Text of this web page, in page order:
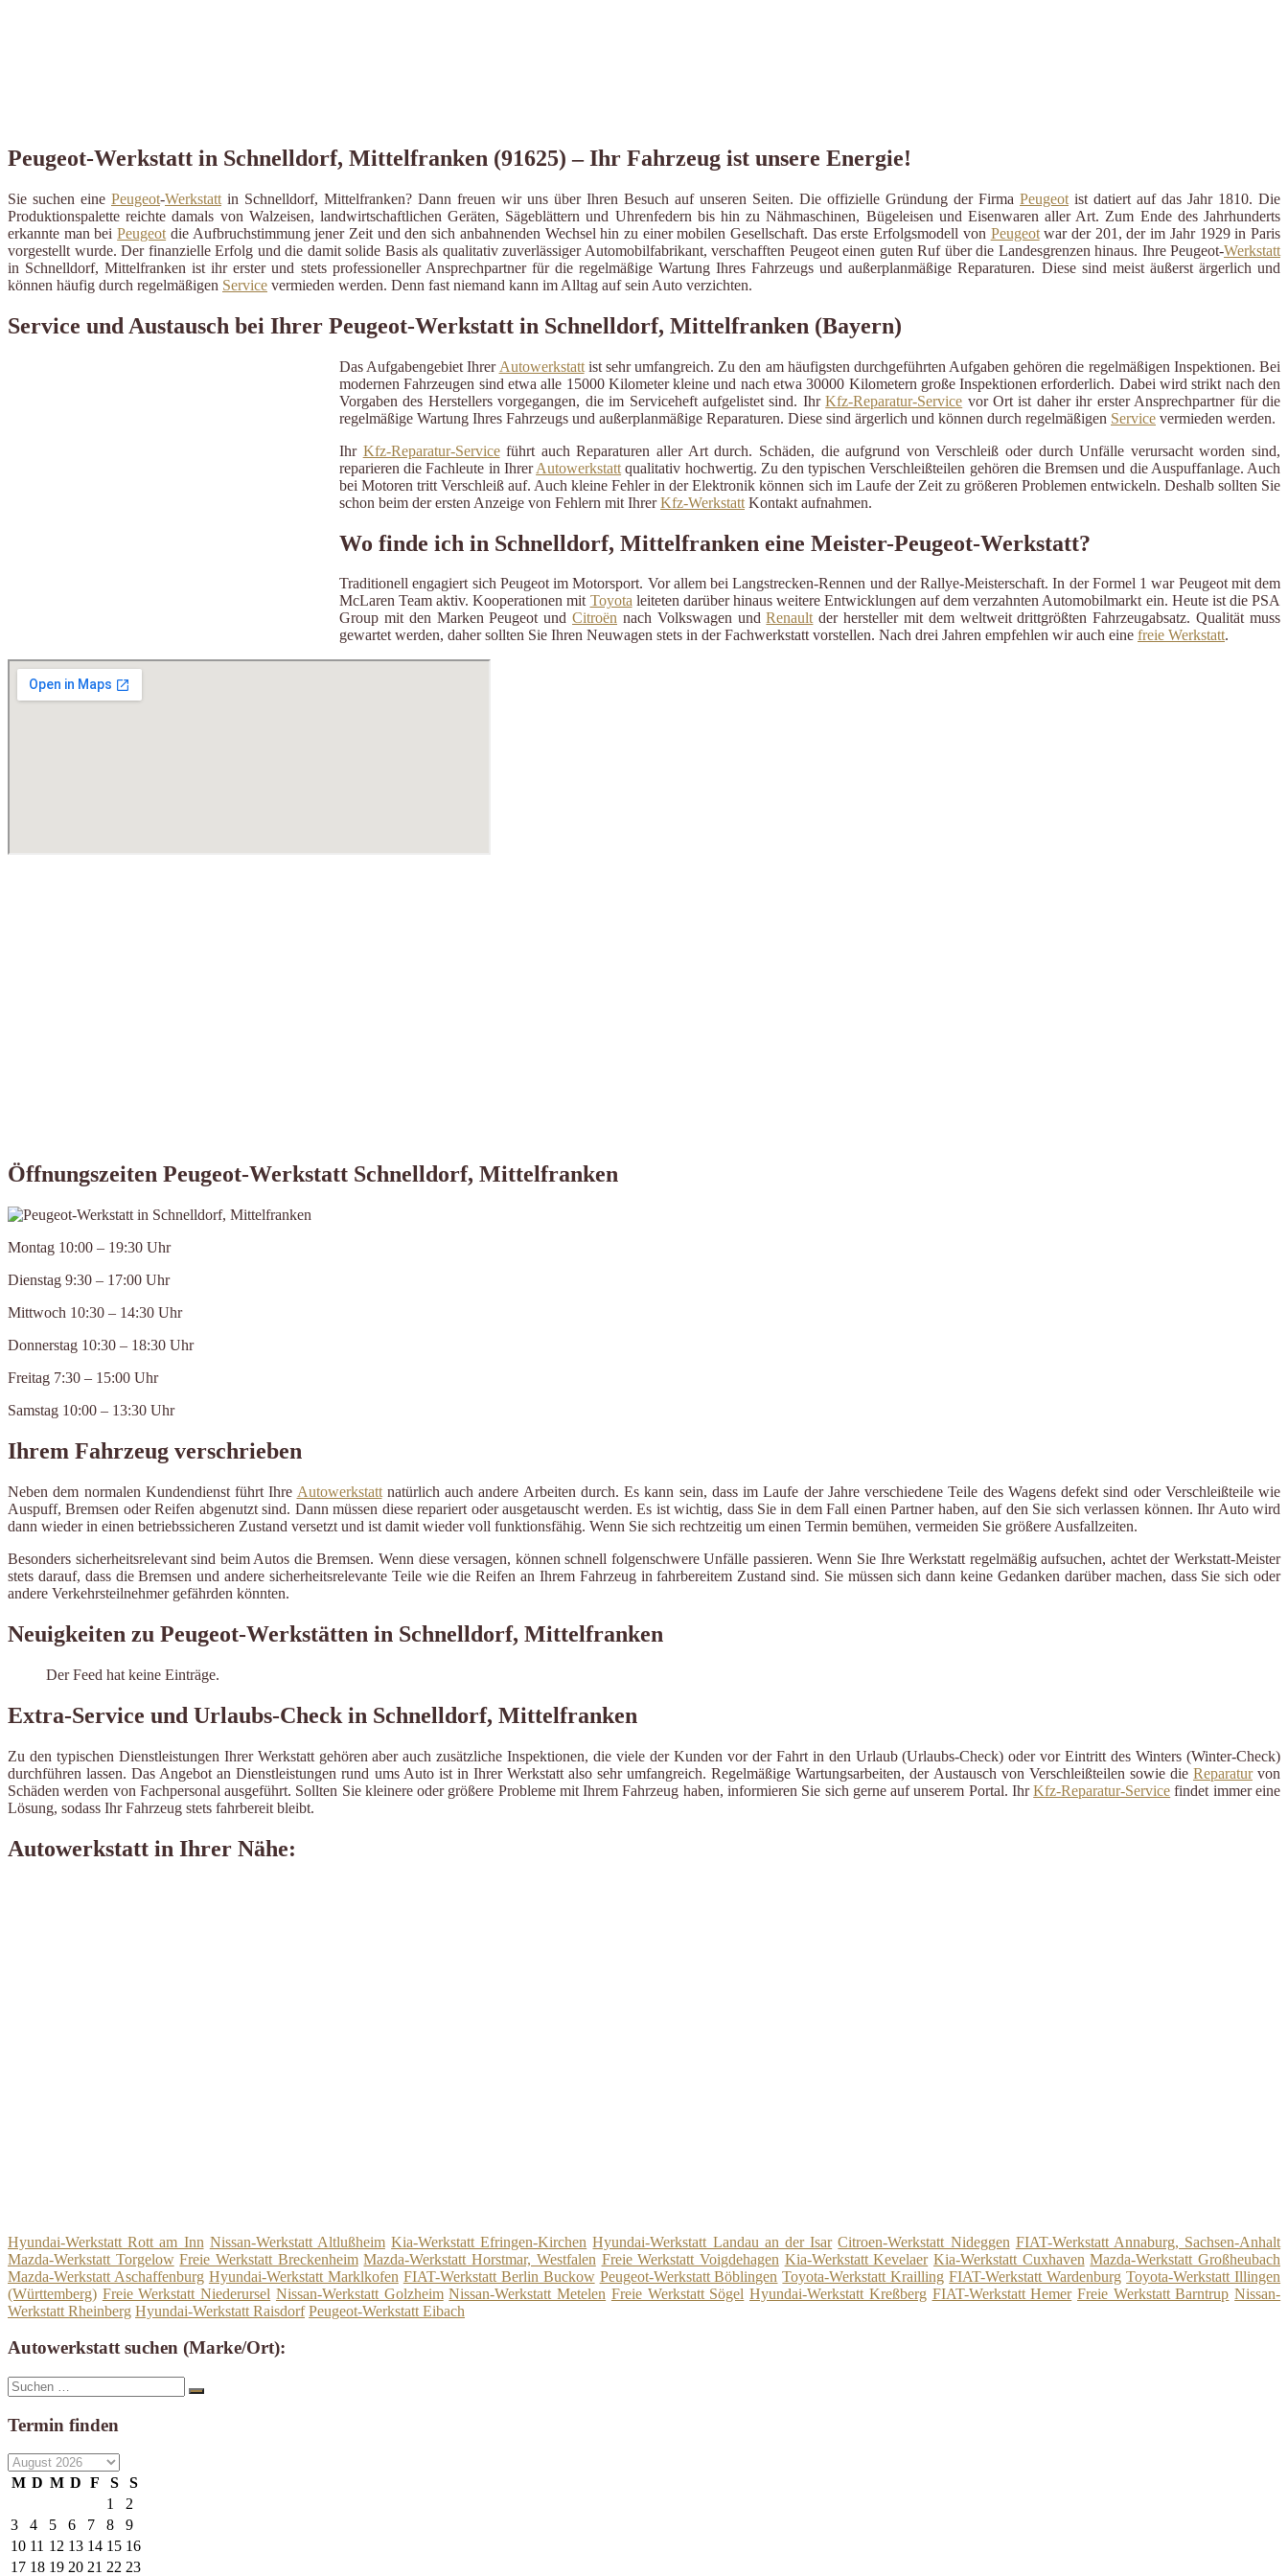
Peugeot-Werkstatt in Schnelldorf, Mittelfranken (91625) – Ihr Fahrzeug ist unsere Energie!
Sie suchen eine Peugeot-Werkstatt in Schnelldorf, Mittelfranken? Dann freuen wir uns über Ihren Besuch auf unseren Seiten. Die offizielle Gründung der Firma Peugeot ist datiert auf das Jahr 1810. Die
Produktionspalette reichte damals von Walzeisen, landwirtschaftlichen Geräten, Sägeblättern und Uhrenfedern bis hin zu Nähmaschinen, Bügeleisen und Eisenwaren aller Art. Zum Ende des Jahrhunderts
erkannte man beiPeugeot die Aufbruchstimmung jener Zeit und den sich anbahnenden Wechsel hin zu einer mobilen Gesellschaft. Das erste Erfolgsmodell von Peugeotwar der 201, der im Jahr 1929 in Paris
vorgestellt wurde. Der finanzielle Erfolg und die damit solide Basis als qualitativ zuverlässiger Automobilfabrikant, verschafften Peugeot einen guten Ruf über die Landesgrenzen hinaus. Ihre Peugeot-Werkstatt
in Schnelldorf, Mittelfranken ist ihr erster und stets professioneller Ansprechpartner für die regelmäßige Wartung Ihres Fahrzeugs und außerplanmäßige Reparaturen. Diese sind meist äußerst ärgerlich und
können häufig durch regelmäßigen Service vermieden werden. Denn fast niemand kann im Alltag auf sein Auto verzichten.
Service und Austausch bei Ihrer Peugeot-Werkstatt in Schnelldorf, Mittelfranken (Bayern)
Das Aufgabengebiet Ihrer Autowerkstattist sehr umfangreich. Zu den am häufigsten durchgeführten Aufgaben gehören die regelmäßigen Inspektionen. Bei
modernen Fahrzeugen sind etwa alle 15000 Kilometer kleine und nach etwa 30000 Kilometern große Inspektionen erforderlich. Dabei wird strikt nach den
Vorgaben des Herstellers vorgegangen, die im Serviceheft aufgelistet sind. IhrKfz-Reparatur-Service vor Ort ist daher ihr erster Ansprechpartner für die
regelmäßige Wartung Ihres Fahrzeugs und außerplanmäßige Reparaturen. Diese sind ärgerlich und können durch regelmäßigen Service vermieden werden.
Ihr Kfz-Reparatur-Serviceführt auch Reparaturen aller Art durch. Schäden, die aufgrund von Verschleiß oder durch Unfälle verursacht worden sind,
reparieren die Fachleute in IhrerAutowerkstatt qualitativ hochwertig. Zu den typischen Verschleißteilen gehören die Bremsen und die Auspuffanlage. Auch
bei Motoren tritt Verschleiß auf. Auch kleine Fehler in der Elektronik können sich im Laufe der Zeit zu größeren Problemen entwickeln. Deshalb sollten Sie
schon beim der ersten Anzeige von Fehlern mit IhrerKfz-Werkstatt Kontakt aufnahmen.
Wo finde ich in Schnelldorf, Mittelfranken eine Meister-Peugeot-Werkstatt?
Traditionell engagiert sich Peugeot im Motorsport. Vor allem bei Langstrecken-Rennen und der Rallye-Meisterschaft. In der Formel 1 war Peugeot mit dem
McLaren Team aktiv. Kooperationen mit Toyotaleiteten darüber hinaus weitere Entwicklungen auf dem verzahnten Automobilmarkt ein. Heute ist die PSA
Group mit den Marken Peugeot undCitroën nach Volkswagen undRenaultder hersteller mit dem weltweit drittgrößten Fahrzeugabsatz. Qualität muss
gewartet werden, daher sollten Sie Ihren Neuwagen stets in der Fachwerkstatt vorstellen. Nach drei Jahren empfehlen wir auch eine freie Werkstatt.
Öffnungszeiten Peugeot-Werkstatt Schnelldorf, Mittelfranken
Montag 10:00 – 19:30 Uhr
Dienstag 9:30 – 17:00 Uhr
Mittwoch 10:30 – 14:30 Uhr
Donnerstag 10:30 – 18:30 Uhr
Freitag 7:30 – 15:00 Uhr
Samstag 10:00 – 13:30 Uhr
Ihrem Fahrzeug verschrieben
Neben dem normalen Kundendienst führt Ihre Autowerkstattnatürlich auch andere Arbeiten durch. Es kann sein, dass im Laufe der Jahre verschiedene Teile des Wagens defekt sind oder Verschleißteile wie
Auspuff, Bremsen oder Reifen abgenutzt sind. Dann müssen diese repariert oder ausgetauscht werden. Es ist wichtig, dass Sie in dem Fall einen Partner haben, auf den Sie sich verlassen können. Ihr Auto wird
dann wieder in einen betriebssicheren Zustand versetzt und ist damit wieder voll funktionsfähig. Wenn Sie sich rechtzeitig um einen Termin bemühen, vermeiden Sie größere Ausfallzeiten.
Besonders sicherheitsrelevant sind beim Autos die Bremsen. Wenn diese versagen, können schnell folgenschwere Unfälle passieren. Wenn Sie Ihre Werkstatt regelmäßig aufsuchen, achtet der Werkstatt-Meister
stets darauf, dass die Bremsen und andere sicherheitsrelevante Teile wie die Reifen an Ihrem Fahrzeug in fahrbereitem Zustand sind. Sie müssen sich dann keine Gedanken darüber machen, dass Sie sich oder
andere Verkehrsteilnehmer gefährden könnten.
Neuigkeiten zu Peugeot-Werkstätten in Schnelldorf, Mittelfranken
Der Feed hat keine Einträge.
Extra-Service und Urlaubs-Check in Schnelldorf, Mittelfranken
Zu den typischen Dienstleistungen Ihrer Werkstatt gehören aber auch zusätzliche Inspektionen, die viele der Kunden vor der Fahrt in den Urlaub (Urlaubs-Check) oder vor Eintritt des Winters (Winter-Check)
durchführen lassen. Das Angebot an Dienstleistungen rund ums Auto ist in Ihrer Werkstatt also sehr umfangreich. Regelmäßige Wartungsarbeiten, der Austausch von Verschleißteilen sowie die Reparaturvon
Schäden werden von Fachpersonal ausgeführt. Sollten Sie kleinere oder größere Probleme mit Ihrem Fahrzeug haben, informieren Sie sich gerne auf unserem Portal. IhrKfz-Reparatur-Service findet immer eine
Lösung, sodass Ihr Fahrzeug stets fahrbereit bleibt.
Autowerkstatt in Ihrer Nähe:
Hyundai-Werkstatt Rott am Inn Nissan-Werkstatt Altlußheim Kia-Werkstatt Efringen-Kirchen Hyundai-Werkstatt Landau an der Isar Citroen-Werkstatt Nideggen FIAT-Werkstatt Annaburg, Sachsen-Anhalt
Mazda-Werkstatt Torgelow Freie Werkstatt Breckenheim Mazda-Werkstatt Horstmar, Westfalen Freie Werkstatt Voigdehagen Kia-Werkstatt Kevelaer Kia-Werkstatt Cuxhaven Mazda-Werkstatt Großheubach
Mazda-Werkstatt Aschaffenburg Hyundai-Werkstatt Marklkofen FIAT-Werkstatt Berlin Buckow Peugeot-Werkstatt Böblingen Toyota-Werkstatt Krailling FIAT-Werkstatt Wardenburg Toyota-Werkstatt Illingen
(Württemberg) Freie Werkstatt Niederursel Nissan-Werkstatt Golzheim Nissan-Werkstatt Metelen Freie Werkstatt Sögel Hyundai-Werkstatt Kreßberg FIAT-Werkstatt Hemer Freie Werkstatt Barntrup Nissan-
Werkstatt Rheinberg Hyundai-Werkstatt Raisdorf Peugeot-Werkstatt Eibach
Autowerkstatt suchen (Marke/Ort):
Suche
nach:
Suchen
Termin finden
M D M D F S
S
1
2
3
4 5 6 7 8
9
10 11 12 13 14 15 16
17 18 19 20 21 22 23